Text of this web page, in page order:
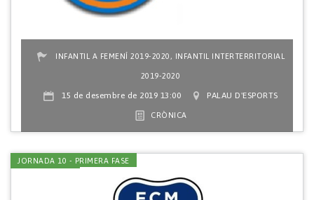
INFANTIL A FEMENÍ 2019-2020 , INFANTIL INTERTERRITORIAL
2019-2020
15 de desembre de 2019 13:00 PALAU D'ESPORTS
CRÒNICA
JORNADA 10 - PRIMERA FASE